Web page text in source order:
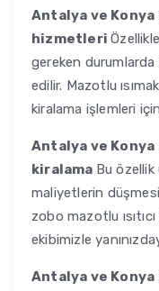
Antalya ve Konya
hizmetleri
gereken durumlarda
edilir. Mazotlu
kiralama işlemleri
Antalya ve Konya
kiralama Bu özellik
maliyetlerin
zobo mazotlu
ekibimizle
Antalya ve Konya